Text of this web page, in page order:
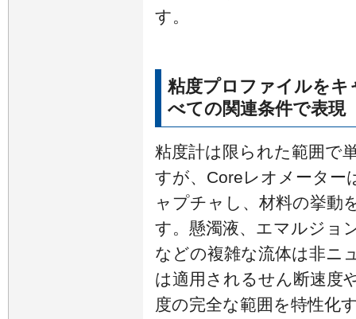
す。
粘度プロファイルをキ
べての関連条件で表現
粘度計は限られた範囲で
すが、Coreレオメーター
ャプチャし、材料の挙動
す。懸濁液、エマルジョ
などの複雑な流体は非ニ
は適用されるせん断速度
度の完全な範囲を特性化